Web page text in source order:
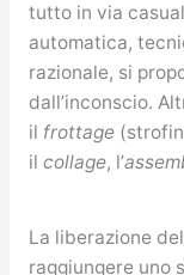
tutto in via
automatica,
razionale, si
dall’inconscio.
il frottage
il collage, l’
La liberazione
raggiungere uno